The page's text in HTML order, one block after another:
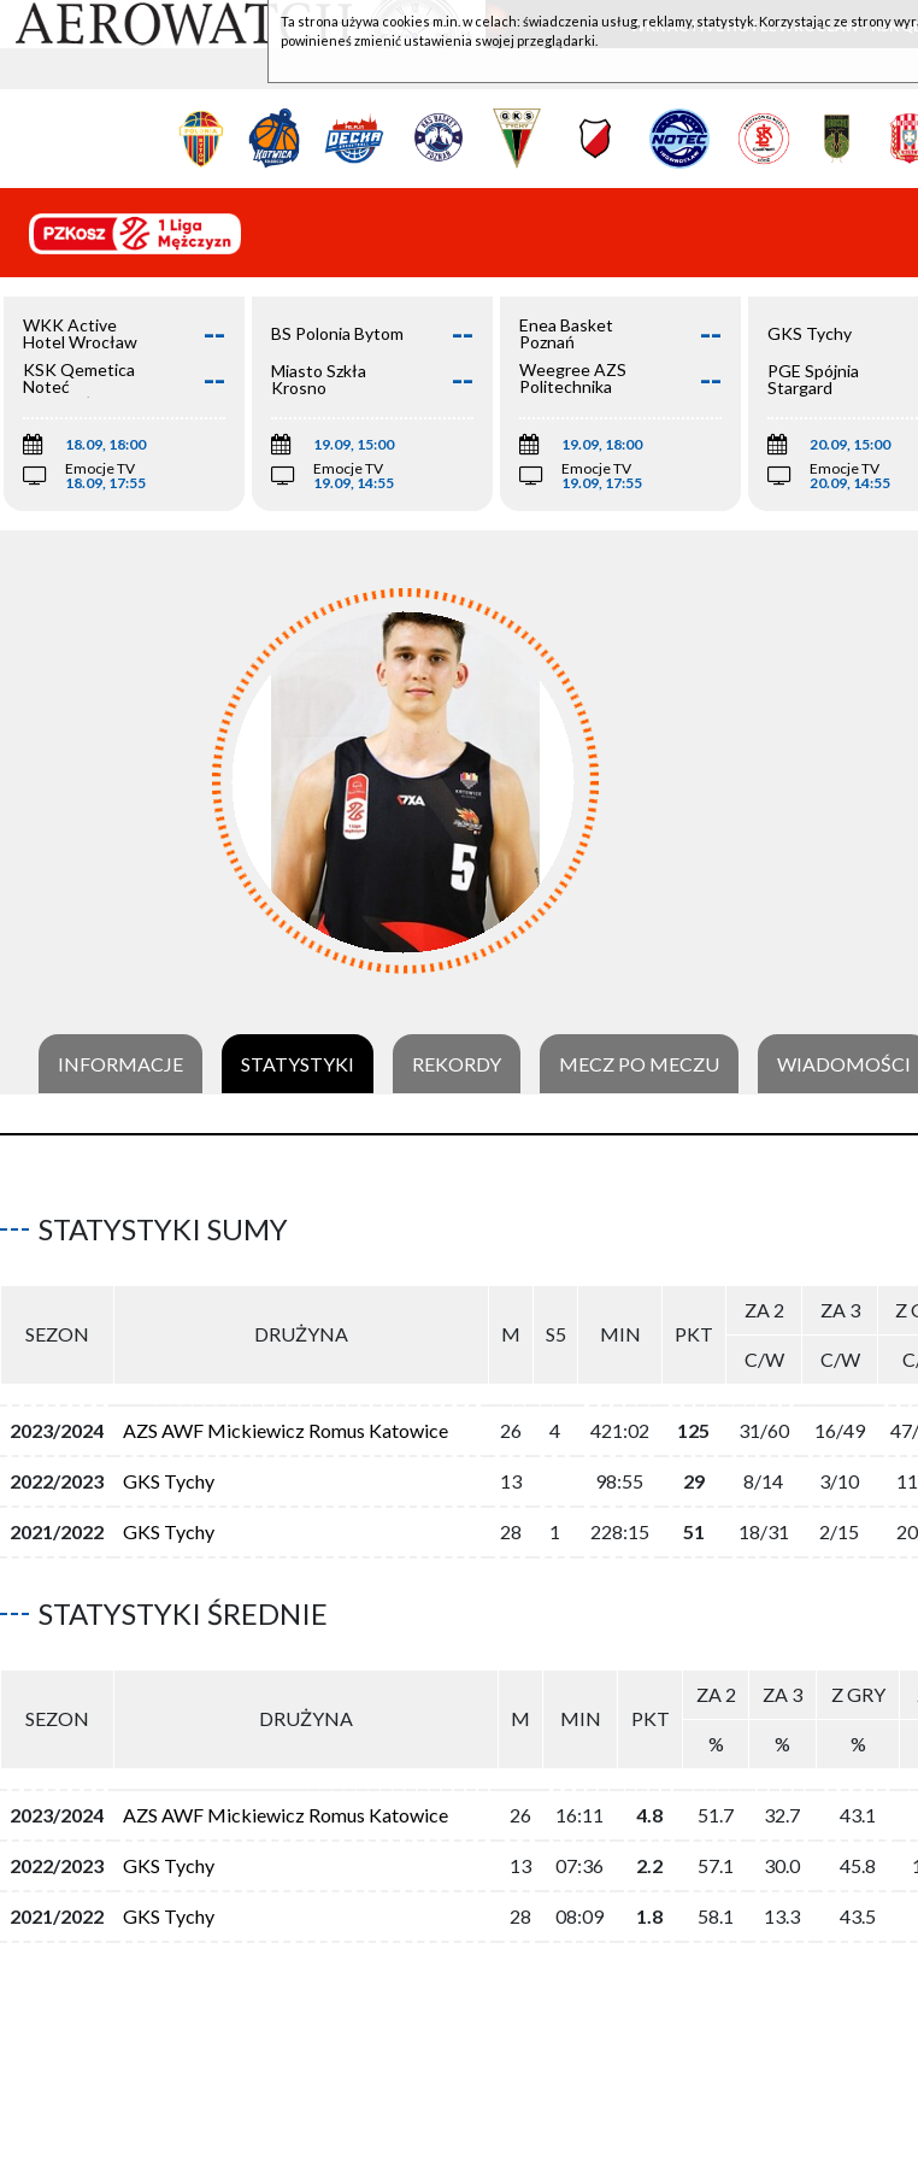
WKK ACTIVE HOTEL WROCŁAW - KSK
WKK Active
Hotel Wrocław
--
KSK Qemetica
Noteć
Inowrocław
--
18.09, 18:00
Emocje TV
18.09, 17:55
BS Polonia Bytom --
Miasto Szkła
Krosno
--
19.09, 15:00
Emocje TV
19.09, 14:55
Enea Basket
Poznań
--
Weegree AZS
Politechnika
--
19.09, 18:00
Emocje TV
19.09, 17:55
GKS Tychy
PGE Spójnia
Stargard
20.09, 15:00
Emocje TV
20.09, 14:55
INFORMACJE STATYSTYKI REKORDY MECZ PO MECZU WIADOMOŚCI
STATYSTYKI SUMY
SEZON DRUŻYNA M S5 MIN PKT
ZA 2 ZA 3 Z
C/W
C/W
2023/2024 AZS AWF Mickiewicz Romus Katowice 26 4 421:02 125 31/60 16/49
2022/2023 GKS Tychy 13 98:55 29 8/14 3/10
2021/2022 GKS Tychy 28 1 228:15 51 18/31 2/15
STATYSTYKI ŚREDNIE
SEZON DRUŻYNA M MIN PKT
ZA 2 ZA 3 Z GRY
%
% %
2023/2024 AZS AWF Mickiewicz Romus Katowice 26 16:11 4.8 51.7 32.7 43.1
2022/2023 GKS Tychy 13 07:36 2.2 57.1 30.0 45.8
2021/2022 GKS Tychy 28 08:09 1.8 58.1 13.3 43.5
Ta strona używa cookies m.in. w celach: świadczenia usług, reklamy, statystyk. Korzystając ze strony
powinieneś zmienić ustawienia swojej przeglądarki.